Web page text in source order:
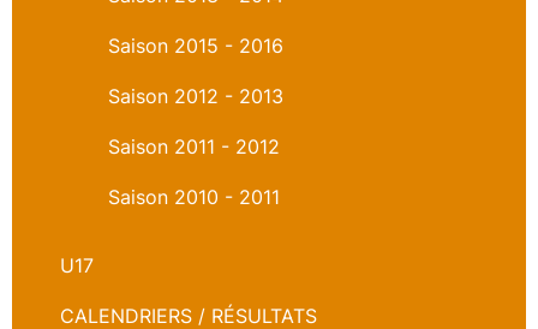
Saison 2015 - 2016
Saison 2012 - 2013
Saison 2011 - 2012
Saison 2010 - 2011
U17
CALENDRIERS / RÉSULTATS